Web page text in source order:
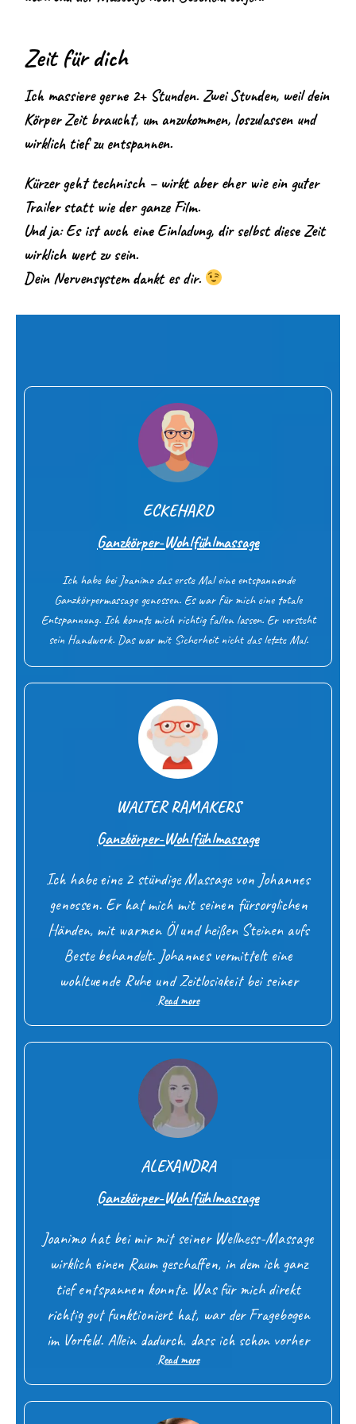
Zeit für dich
Ich massiere gerne 2+ Stunden. Zwei Stunden, weil dein
Körper Zeit braucht, um anzukommen, loszulassen und
wirklich tief zu entspannen.
Kürzer geht technisch – wirkt aber eher wie ein guter
Trailer statt wie der ganze Film.
Und ja: Es ist auch eine Einladung, dir selbst diese Zeit
wirklich wert zu sein.
Dein Nervensystem dankt es dir.
ECKEHARD
Ganzkörper-Wohlfühlmassage
Ich habe bei Joanimo das erste Mal eine entspannende
Ganzkörpermassage genossen. Es war für mich eine totale
Entspannung. Ich konnte mich richtig fallen lassen. Er versteht
sein Handwerk. Das war mit Sicherheit nicht das letzte Mal.
WALTER RAMAKERS
Ganzkörper-Wohlfühlmassage
Ich habe eine 2 stündige Massage von Johannes
genossen. Er hat mich mit seinen fürsorglichen
Händen, mit warmen Öl und heißen Steinen aufs
Beste behandelt. Johannes vermittelt eine
wohltuende Ruhe und Zeitlosigkeit bei seiner
Arbeit, gepaart mit spürbarer Präsenz, die es mir
leicht machte, immer tiefer in die Entspannung zu
sinken.
Viele Dank für diese großartige Erfahrung.
Read more
ALEXANDRA
Ganzkörper-Wohlfühlmassage
Joanimo hat bei mir mit seiner Wellness-Massage
wirklich einen Raum geschaffen, in dem ich ganz
tief entspannen konnte. Was für mich direkt
richtig gut funktioniert hat, war der Fragebogen
im Vorfeld. Allein dadurch, dass ich schon vorher
sagen konnte, was ich will, ist bei mir innerlich
was ruhiger geworden – ich hatte mehr Klarheit,
und gleichzeitig hatte ich das Gefühl, dass er sich
Read more